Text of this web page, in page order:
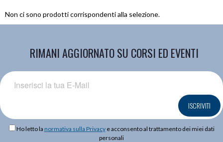
Non ci sono prodotti corrispondenti alla selezione.
RIMANI AGGIORNATO SU CORSI ED EVENTI
ISCRIVITI
Ho letto la normativa sulla Privacye acconsento al trattamento dei miei dati
personali